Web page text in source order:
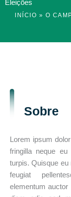
Eleições
INÍCIO » O
Sobre
Lorem ipsum
fringilla neque
turpis. Quisque
feugiat
elementum